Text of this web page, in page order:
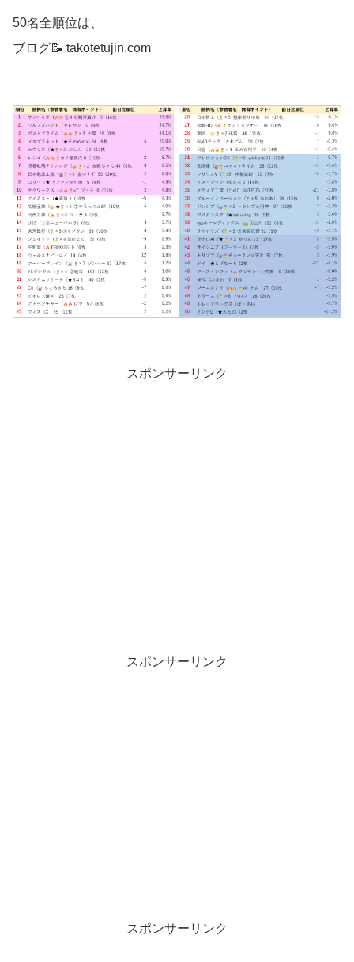
50名全順位は、
ブログ📝 takotetujin.com
スポンサーリンク
スポンサーリンク
スポンサーリンク